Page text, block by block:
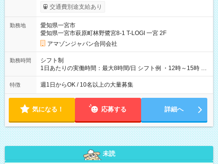
実費支給） ※22:00～翌5:00までは時給25%UP！ ■給与前払い
制度あり ※前払い額の上限あり、手数料無料（Amazon負担）
交通費別途支給あり
勤務地
愛知県一宮市
愛知県一宮市萩原町林野鷺宮8-1 T-LOGI 一宮 2F
アマゾンジャパン合同会社
勤務時間
シフト制
1日あたりの実働時間：最大8時間/日 シフト例 ・12時～15時 入
社後、就業可能シフトをご確認の上、申請してください。
特徴 週1日からOK / 10名以上の大量募集
気になる！ 応募する 詳細へ
未読